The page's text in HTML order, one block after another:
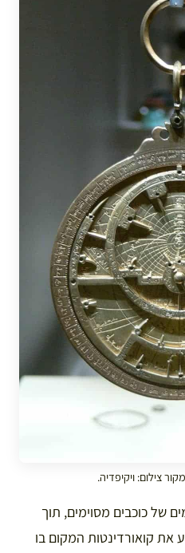
צילום: ויקיפדיה.
של כוכבים מסוימים, תוך
את קואורדינטות המקום בו